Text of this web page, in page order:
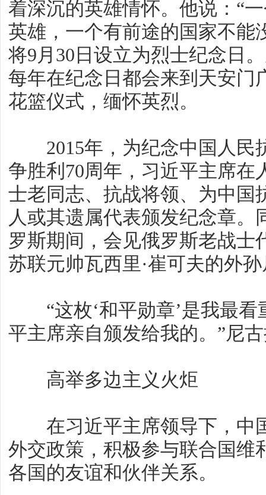
着深沉的英雄情怀。他说：“
英雄，一个有前途的国家不能
将9月30日设立为烈士纪念日
每年在纪念日都会来到天安门
花篮仪式，缅怀英烈。
2015年，为纪念中国人民
争胜利70周年，习近平主席在
士老同志、抗战将领、为中国
人或其遗属代表颁发纪念章。
罗斯期间，会见俄罗斯老战士
苏联元帅瓦西里·崔可夫的外
“这枚‘和平勋章’是我最看
平主席亲自颁发给我的。”尼
高举多边主义火炬
在习近平主席领导下，中
外交政策，积极参与联合国维
各国的友谊和伙伴关系。